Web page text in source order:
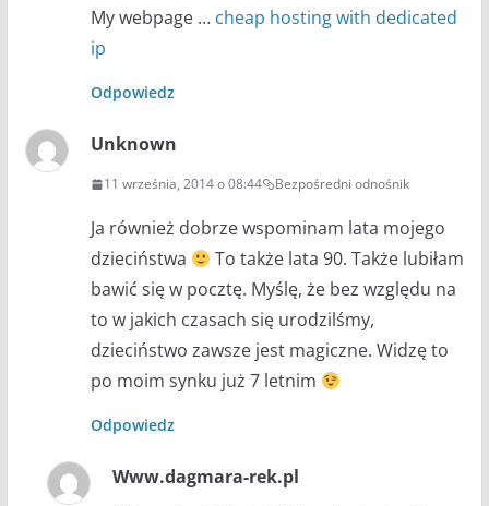
My webpage … cheap hosting with dedicated
ip
Odpowiedz
Unknown
11 września, 2014 o 08:44 Bezpośredni odnośnik
Ja również dobrze wspominam lata mojego
dzieciństwa
To także lata 90. Także lubiłam
bawić się w pocztę. Myślę, że bez względu na
to w jakich czasach się urodzilśmy,
dzieciństwo zawsze jest magiczne. Widzę to
po moim synku już 7 letnim
Odpowiedz
Www.dagmara-rek.pl